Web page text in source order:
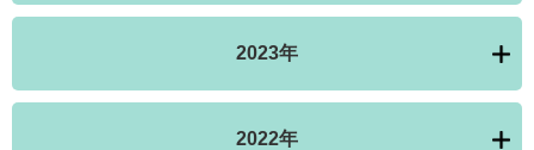
2023年
2022年